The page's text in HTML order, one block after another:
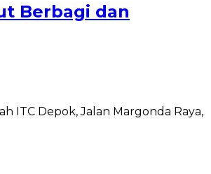
Berbagi dan
ITC Depok, Jalan Margonda Raya,